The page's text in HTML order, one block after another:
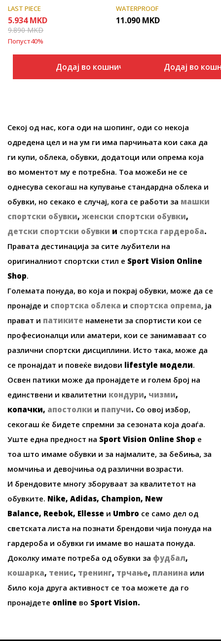
LAST PIECE
5.934 MKD
9.890MKD
Попуст40%
Додај во кошничка
WATERPROOF
11.090 MKD
Додај во
Секој од нас, кога оди на шопинг, оди со некоја
одредена цел и на ум ги има парчињата кои сака да
ги купи, облека, обувки, додатоци или опрема која
во моментот му е потребна. Тоа можеби не се
однесува секогаш на купување стандардна облека и
обувки, но секако е случај, кога се работи за машки
спортски обувки, женски спортски обувки,
детски спортски обувки и спортска гардероба.
Правата дестинација за сите љубители на
оригиналниот спортски стил е Sport Vision Online
Shop.
Големата понуда, во која и покрај обувки, може да се
пронајде и спортска облека и спортска опрема, ја
прават и патиките наменети за спортисти кои се
професионалци или аматери, кои се занимаваат со
различни спортски дисциплини. Исто така, може да
се пронајдат и повеќе видови lifestyle модели.
Освен патики може да пронајдете и голем број на
единствени и квалитетни кондури, чизми,
копачки, апостолки и папучи. Со овој избор,
секогаш ќе бидете спремни за сезоната која доаѓа.
Уште една предност на Sport Vision Online Shop е
тоа што имаме обувки и за најмалите, за бебиња, за
момчиња и девојчиња од различни возрасти.
И брендовите многу зборуваат за квалитетот на
обувките. Nike, Adidas, Champion, New
Balance, Reebok, Ellesse и Umbro се само дел од
светската листа на познати брендови чија понуда на
гардероба и обувки ги имаме во нашата понуда.
Доколку имате потреба од обувки за фудбал,
кошарка, тенис, тренинг, трчање, планина или
било која друга активност се тоа можете да го
пронајдете online во Sport Vision.